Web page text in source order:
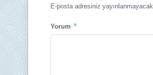
E-posta adresiniz yayınlanmayacak.
Yorum *